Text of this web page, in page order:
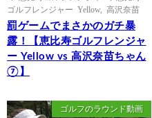
ゴルフレンジャー Yellow, 高沢奈苗
罰ゲームでまさかのガチ暴
露！【恵比寿ゴルフレンジャ
ー Yellow vs 高沢奈苗ちゃん
⑦】
ゴルフのラウンド動画